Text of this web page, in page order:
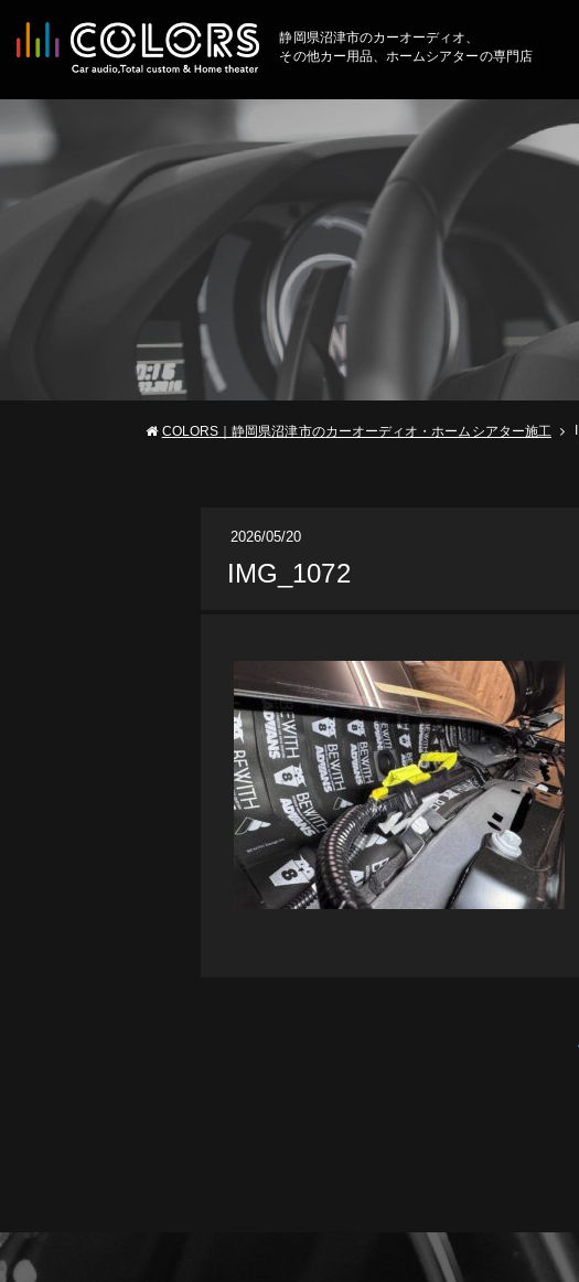
静岡県沼津市のカーオーディオ、
その他カー用品、ホームシアターの専門店
COLORS｜静岡県沼津市のカーオーディオ・ホームシアター施工
2026/05/20
IMG_1072